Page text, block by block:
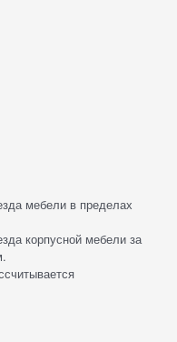
мебели в пределах
корпусной мебели за